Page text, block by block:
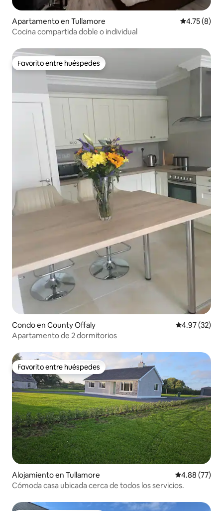
Apartamento en Tullamore Calificación
4.75 (8)
Cocina compartida doble o individual
Favorito entre huéspedes
Favorito entre huéspedes
Condo en County Offaly Calificación
4.97 (32)
Apartamento de 2 dormitorios
Favorito entre huéspedes
Favorito entre huéspedes
Alojamiento en Tullamore Calificación
4.88 (77)
Cómoda casa ubicada cerca de todos los servicios.